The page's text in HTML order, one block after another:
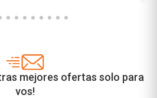
mejores ofertas solo para
vos!